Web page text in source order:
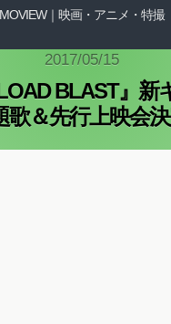
MOVIEW｜映画・アニメ・特撮
2017/05/15
BLAST』新
歌＆先行上映会決